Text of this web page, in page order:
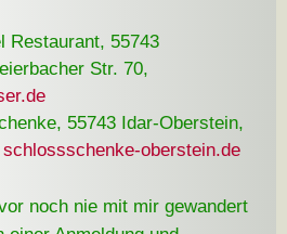
Restaurant, 55743
Str. 70,
55743 Idar-Oberstein,
schlossschenke-oberstein.de
noch nie mit mir gewandert